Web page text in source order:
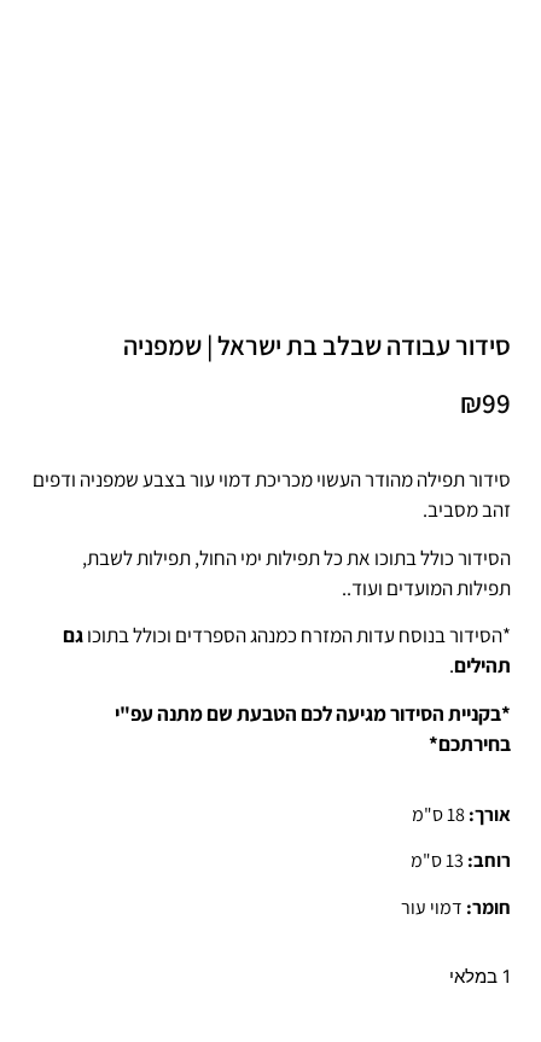
סידור עבודה שבלב בת ישראל | שמפניה
₪99
סידור תפילה מהודר העשוי מכריכת דמוי עור בצבע שמפניה ודפים
זהב מסביב.
הסידור כולל בתוכו את כל תפילות ימי החול, תפילות לשבת,
תפילות המועדים ועוד..
*הסידור בנוסח עדות המזרח כמנהג הספרדים וכולל בתוכוגם
תהילים.
*בקניית הסידור מגיעה לכם הטבעת שם מתנה עפ"י
בחירתכם*
אורך:
רוחב:
חומר: דמוי עור
1 במלאי